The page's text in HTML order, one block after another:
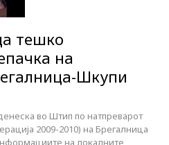
тешко
на
Шкупи
во Штип по натпреварот
2009-2010) на Брегалница
на локалните